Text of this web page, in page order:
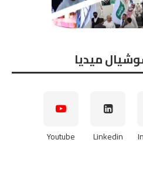
ميديا
Linkedin
Youtube